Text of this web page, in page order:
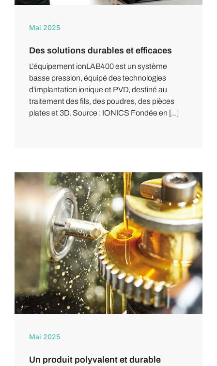
Mai 2025
Des solutions durables et efficaces
L’équipement ionLAB400 est un système
basse pression, équipé des technologies
d'implantation ionique et PVD, destiné au
traitement des fils, des poudres, des pièces
plates et 3D. Source : IONICS Fondée en [...]
Mai 2025
Un produit polyvalent et durable